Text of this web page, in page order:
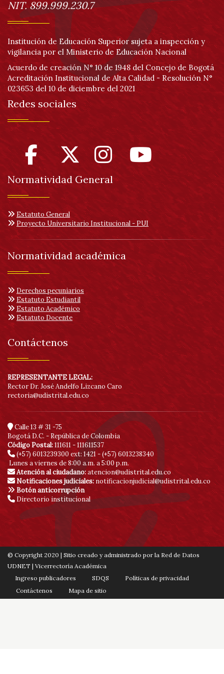
NIT. 899.999.230.7
Institución de Educación Superior sujeta a inspección y
vigilancia por el Ministerio de Educación Nacional
Acuerdo de creación N° 10 de 1948 del Concejo de Bogotá
Acreditación Institucional de Alta Calidad - Resolución N°
023653 del 10 de diciembre del 2021
Redes sociales
Normatividad General
Estatuto General
Proyecto Universitario Institucional - PUI
Normatividad académica
Derechos pecuniarios
Estatuto Estudiantil
Estatuto Académico
Estatuto Docente
Contáctenos
REPRESENTANTE LEGAL:
Rector Dr. José Andelfo Lizcano Caro
rectoria@udistrital.edu.co
Calle 13 # 31 -75
Bogotá D.C. - República de Colombia
Código Postal:111611 - 111611537
(+57) 6013239300 ext: 1421 - (+57) 6013238340
Lunes a viernes de 8:00 a.m. a 5:00 p.m.
Atención al ciudadano:atencion@udistrital.edu.co
Notificaciones judiciales: notificacionjudicial@udistrital.edu.co
Botón anticorrupción
Directorio institucional
© Copyright 2020 | Sitio creado y administrado por la Red de Datos
UDNET | Vicerrectoría Académica
Ingreso publicadores
SDQS
Políticas de privacidad
Contáctenos
Mapa de sitio